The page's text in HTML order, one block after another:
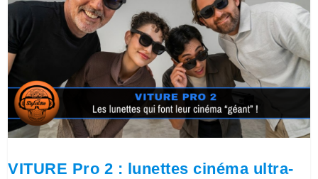
VITURE Pro 2 : lunettes cinéma ultra-